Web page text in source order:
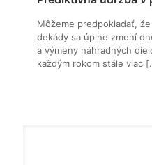
Môžeme predpokladať,
dekády sa úplne zmení
a výmeny náhradných
každým rokom stále viac